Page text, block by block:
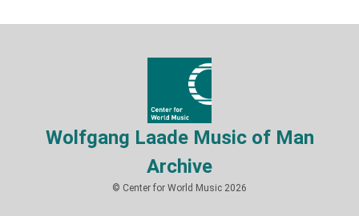
Wolfgang Laade Music of Man
Archive
© Center for World Music 2026